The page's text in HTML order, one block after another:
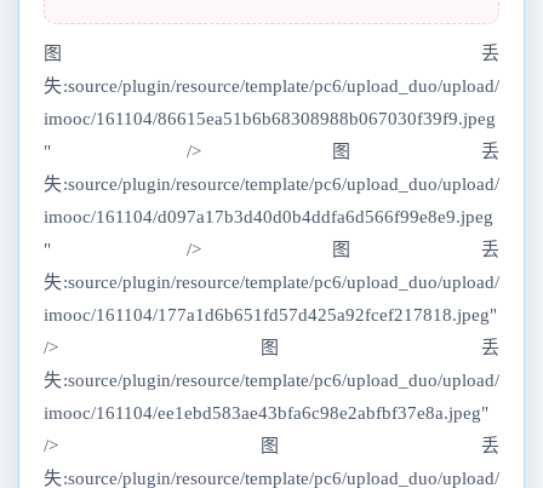
图丢
失:source/plugin/resource/template/pc6/upload_duo/upload/
imooc/161104/86615ea51b6b68308988b067030f39f9.jpeg
" />图丢
失:source/plugin/resource/template/pc6/upload_duo/upload/
imooc/161104/d097a17b3d40d0b4ddfa6d566f99e8e9.jpeg
" />图丢
失:source/plugin/resource/template/pc6/upload_duo/upload/
imooc/161104/177a1d6b651fd57d425a92fcef217818.jpeg"
/>图丢
失:source/plugin/resource/template/pc6/upload_duo/upload/
imooc/161104/ee1ebd583ae43bfa6c98e2abfbf37e8a.jpeg"
/>图丢
失:source/plugin/resource/template/pc6/upload_duo/upload/